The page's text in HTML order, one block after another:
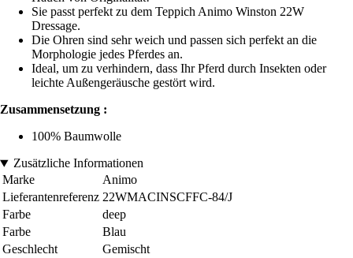
Sie passt perfekt zu dem Teppich Animo Winston 22W
Dressage.
Die Ohren sind sehr weich und passen sich perfekt an die
Morphologie jedes Pferdes an.
Ideal, um zu verhindern, dass Ihr Pferd durch Insekten oder
leichte Außengeräusche gestört wird.
Zusammensetzung :
100% Baumwolle
Zusätzliche Informationen
Marke
Animo
Lieferantenreferenz 22WMACINSCFFC-84/J
Farbe
deep
Farbe
Blau
Geschlecht
Gemischt